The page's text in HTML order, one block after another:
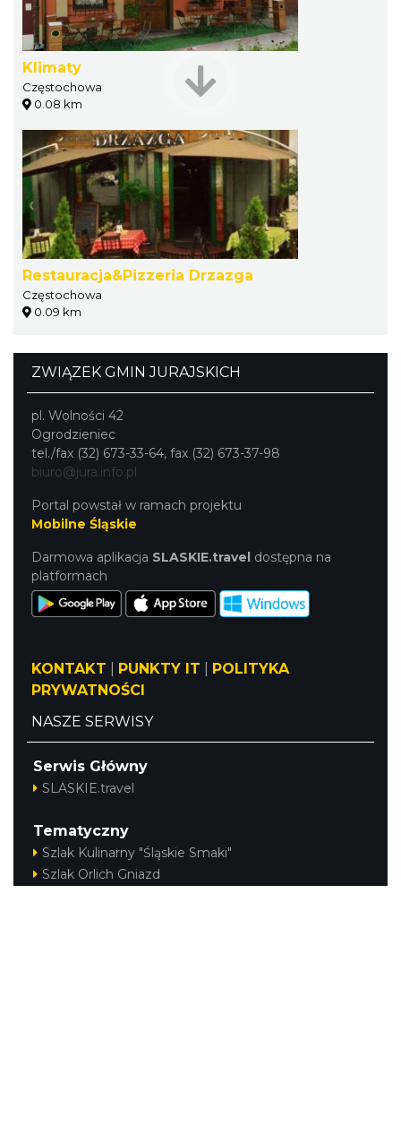
Klimaty
Częstochowa
0.08 km
Restauracja&Pizzeria Drzazga
Częstochowa
0.09 km
ZWIĄZEK GMIN JURAJSKICH
pl. Wolności 42
Ogrodzieniec
tel./fax (32) 673-33-64, fax (32) 673-37-98
biuro@jura.info.pl
Portal powstał w ramach projektu
Mobilne Śląskie
Darmowa aplikacja SLASKIE.travel dostępna na
platformach
KONTAKT PUNKTY IT
POLITYKA
PRYWATNOŚCI
NASZE SERWISY
Serwis Główny
SLASKIE.travel
Tematyczny
Szlak Kulinarny "Śląskie Smaki"
Szlak Orlich Gniazd